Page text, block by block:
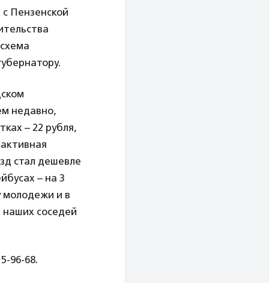
Пензенской
недавно,
– 22 рубля,
стал дешевле
– на 3
молодежи и в
соседей
96-68.